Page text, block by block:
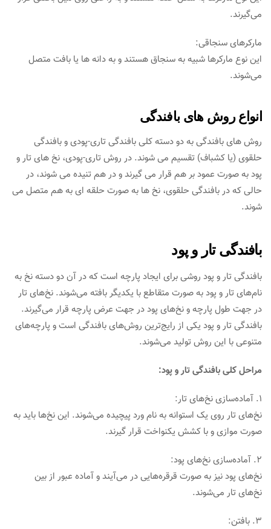
می‌گیرند.
مارکرهای سنجاقی:
این نوع مارکرها شبیه به سنجاق هستند و به دانه ها یا بافت متصل
می‌شوند.
انواع روش های بافندگی
روش های بافندگی به دو دسته کلی بافندگی تاری-پودی و بافندگی
حلقوی (یا کشباف) تقسیم می شوند. در روش تاری-پودی، نخ های تار و
پود به صورت عمود بر هم قرار می گیرند و در هم تنیده می شوند، در
حالی که در بافندگی حلقوی، نخ ها به صورت حلقه ای به هم متصل می
شوند.
بافندگی تار و پود
بافندگی تار و پود روشی برای ایجاد پارچه است که در آن دو دسته نخ به
نام‌های تار و پود به صورت متقاطع با یکدیگر بافته می‌شوند. نخ‌های تار
در جهت طول پارچه و نخ‌های پود در جهت عرض پارچه قرار می‌گیرند.
بافندگی تار و پود یکی از رایج‌ترین روش‌های بافندگی است و پارچه‌های
متنوعی با این روش تولید می‌شوند.
مراحل کلی بافندگی تار و پود:
1. آماده‌سازی نخ‌های تار:
نخ‌های تار روی یک استوانه به نام ورد پیچیده می‌شوند. این نخ‌ها باید به
صورت موازی و با کشش یکنواخت قرار گیرند.
2. آماده‌سازی نخ‌های پود:
نخ‌های پود نیز به صورت قرقره‌هایی در می‌آیند و آماده عبور از بین
نخ‌های تار می‌شوند.
3. بافتن: